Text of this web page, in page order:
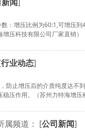
闻
：增压比例为60:1,可增压
增压科技有限公司厂家直销）
行业动态]
防止增压后的介质纯度达不
压作用。（苏州力特海增
属频道： [公司新闻]